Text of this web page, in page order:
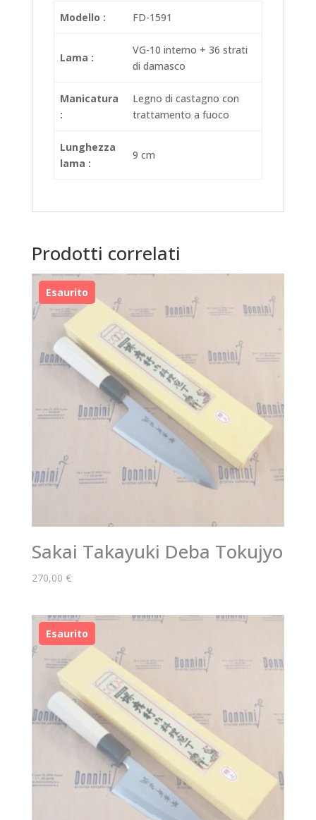
Modello : FD-1591
Lama :
VG-10 interno + 36 strati
di damasco
Manicatura
:
Legno di castagno con
trattamento a fuoco
Lunghezza
lama :
9 cm
Prodotti correlati
Sakai Takayuki Deba Tokujyo
270,00 €